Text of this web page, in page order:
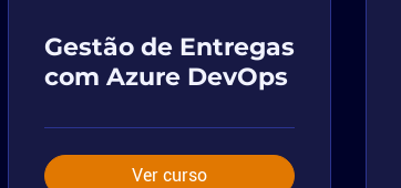
Gestão de Entregas
com Azure DevOps
Ver curso